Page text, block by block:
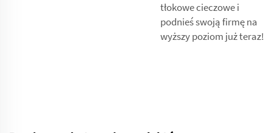
tłokowe cieczowe i
podnieś swoją firmę na
wyższy poziom już teraz!